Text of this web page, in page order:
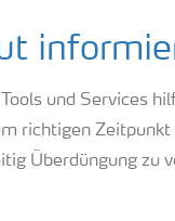
und Services
richtigen
Überdüngung zu